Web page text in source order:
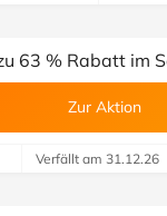
63 % Rabatt im
Zur Aktion
Verfällt am 31.12.26